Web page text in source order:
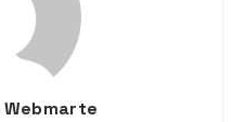
Webmarte